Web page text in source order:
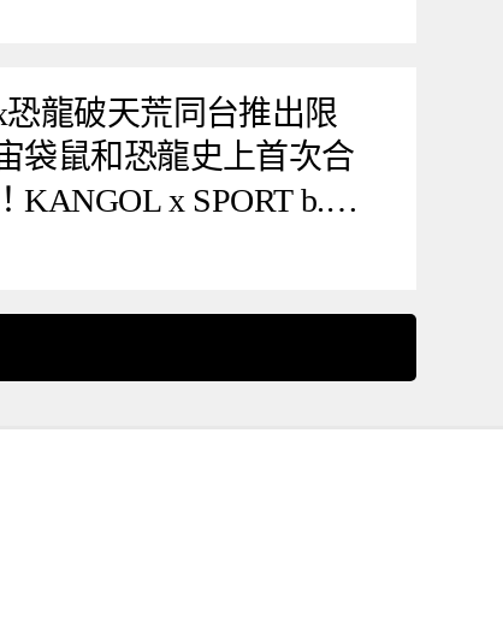
龍破天荒同台推出限
袋鼠和恐龍史上首次合
x SPORT b.時